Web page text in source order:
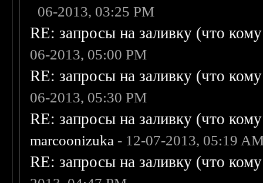
06-2013, 03:25 PM
RE: запросы на заливку (что
06-2013, 05:00 PM
RE: запросы на заливку (что
06-2013, 05:30 PM
RE: запросы на заливку (что
marcoonizuka - 12-07-2013, 05:19
RE: запросы на заливку (что